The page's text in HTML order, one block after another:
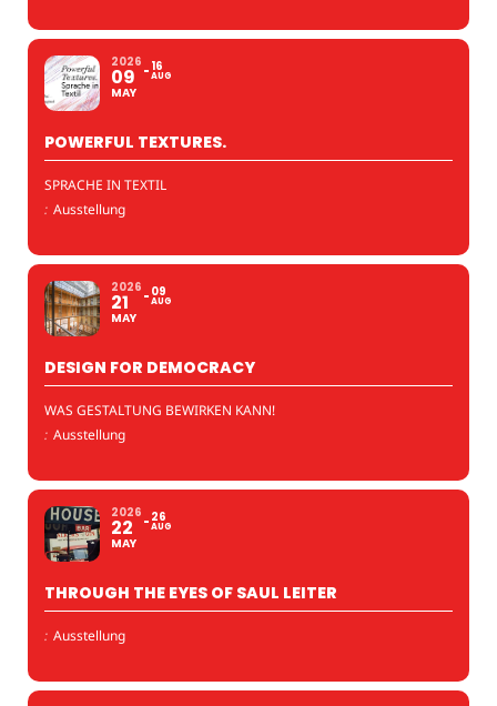
2026
09
MAY
16
AUG
POWERFUL TEXTURES.
SPRACHE IN TEXTIL
: Ausstellung
2026
21
MAY
09
AUG
DESIGN FOR DEMOCRACY
WAS GESTALTUNG BEWIRKEN KANN!
: Ausstellung
2026
22
MAY
26
AUG
THROUGH THE EYES OF SAUL LEITER
: Ausstellung